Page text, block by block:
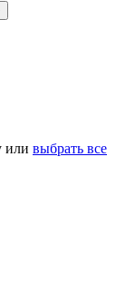
или выбрать все